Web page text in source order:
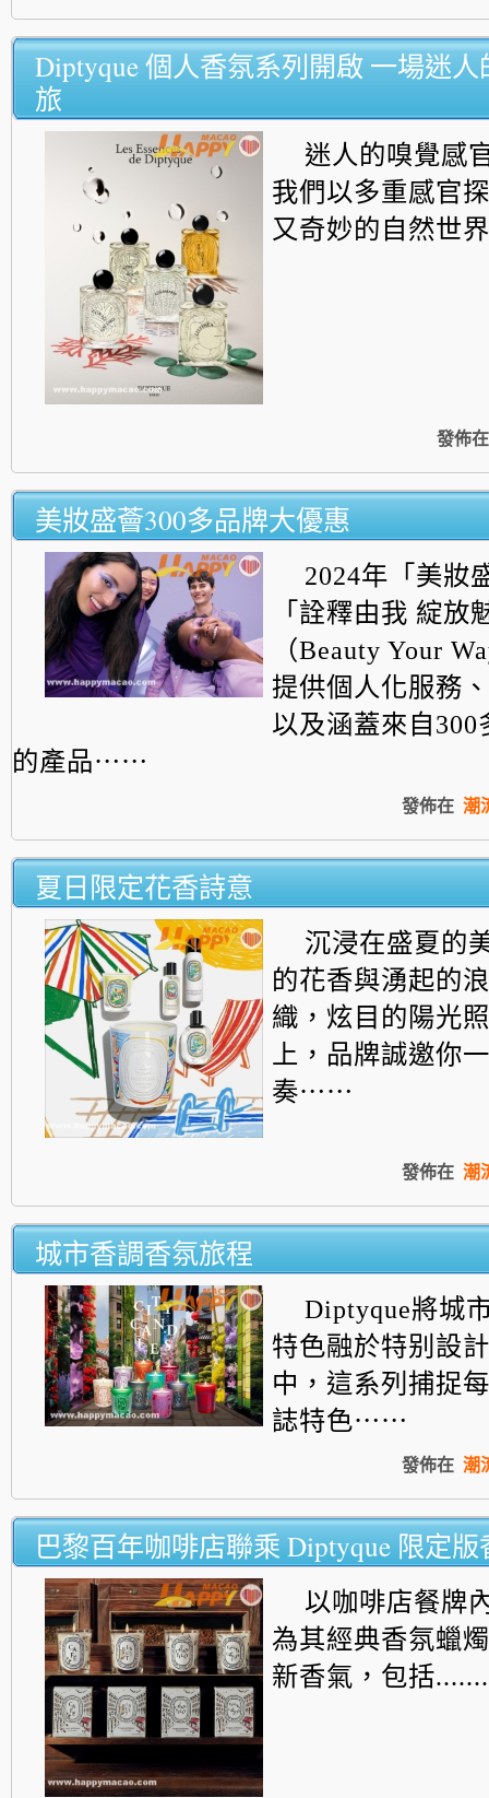
Diptyque 個人香氛系列開啟 一場迷
旅
迷人的嗅覺感
我們以多重感官
又奇妙的自然世
發佈在
美妝盛薈300多品牌大優惠
2024年「美妝
「詮釋由我 綻放
（Beauty Your
提供個人化服務
以及涵蓋來自300
的產品⋯⋯
發佈在 潮
夏日限定花香詩意
沉浸在盛夏的
的花香與湧起的
織，炫目的陽光
上， 品牌誠邀你
奏⋯⋯
發佈在 潮
城市香調香氛旅程
Diptyque將城
特色融於特别設
中 ，這系列捕捉
誌特色⋯⋯
發佈在 潮
巴黎百年咖啡店聯乘 Diptyque 限定
以咖啡店餐牌
為其經典香氛蠟
新香氣，包括